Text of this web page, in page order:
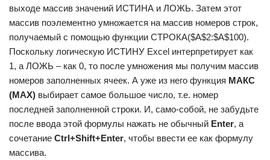
выходе массив значений ИСТИНА и ЛОЖЬ. Затем этот
массив поэлементно умножается на массив номеров строк,
получаемый с помощью функции СТРОКА($A$2:$A$100).
Поскольку логическую ИСТИНУ Excel интерпретирует как
1, а ЛОЖЬ – как 0, то после умножения мы получим массив
номеров заполненных ячеек. А уже из него функция МАКС
(MAX) выбирает самое большое число, т.е. номер
последней заполненной строки. И, само-собой, не забудьте
после ввода этой формулы нажать не обычный Enter, а
сочетание Ctrl+Shift+Enter, чтобы ввести ее как формулу
массива.